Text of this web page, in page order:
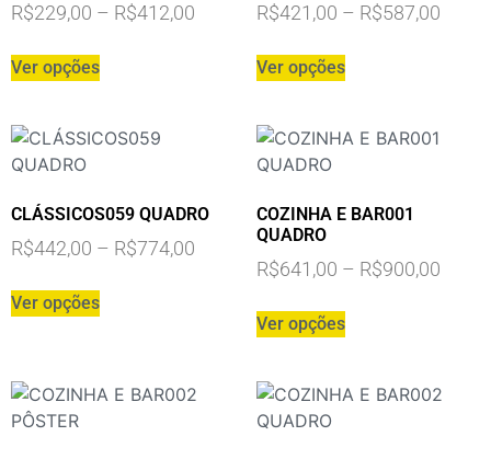
R$229,00 – R$412,00
Ver opções
R$421,00 – R$587,00
Ver opções
CLÁSSICOS059 QUADRO
R$442,00 – R$774,00
Ver opções
COZINHA E BAR001
QUADRO
R$641,00 – R$900,00
Ver opções